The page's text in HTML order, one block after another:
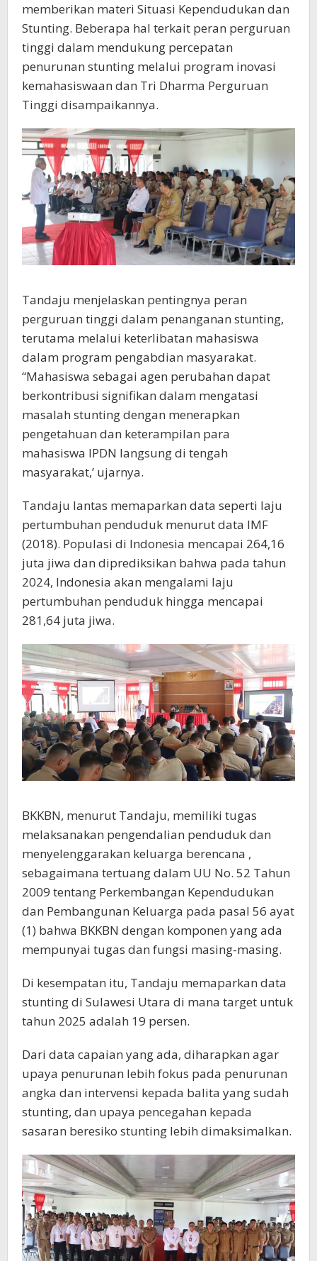
memberikan materi Situasi Kependudukan dan
Stunting. Beberapa hal terkait peran perguruan
tinggi dalam mendukung percepatan
penurunan stunting melalui program inovasi
kemahasiswaan dan Tri Dharma Perguruan
Tinggi disampaikannya.
Tandaju menjelaskan pentingnya peran
perguruan tinggi dalam penanganan stunting,
terutama melalui keterlibatan mahasiswa
dalam program pengabdian masyarakat.
“Mahasiswa sebagai agen perubahan dapat
berkontribusi signifikan dalam mengatasi
masalah stunting dengan menerapkan
pengetahuan dan keterampilan para
mahasiswa IPDN langsung di tengah
masyarakat,’ ujarnya.
Tandaju lantas memaparkan data seperti laju
pertumbuhan penduduk menurut data IMF
(2018). Populasi di Indonesia mencapai 264,16
juta jiwa dan diprediksikan bahwa pada tahun
2024, Indonesia akan mengalami laju
pertumbuhan penduduk hingga mencapai
281,64 juta jiwa.
BKKBN, menurut Tandaju, memiliki tugas
melaksanakan pengendalian penduduk dan
menyelenggarakan keluarga berencana ,
sebagaimana tertuang dalam UU No. 52 Tahun
2009 tentang Perkembangan Kependudukan
dan Pembangunan Keluarga pada pasal 56 ayat
(1) bahwa BKKBN dengan komponen yang ada
mempunyai tugas dan fungsi masing-masing.
Di kesempatan itu, Tandaju memaparkan data
stunting di Sulawesi Utara di mana target untuk
tahun 2025 adalah 19 persen.
Dari data capaian yang ada, diharapkan agar
upaya penurunan lebih fokus pada penurunan
angka dan intervensi kepada balita yang sudah
stunting, dan upaya pencegahan kepada
sasaran beresiko stunting lebih dimaksimalkan.